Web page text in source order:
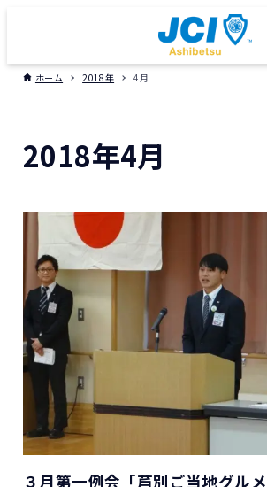
ホーム 2018年 4月
2018年4月
３月第一例会「芦別ご当地グル